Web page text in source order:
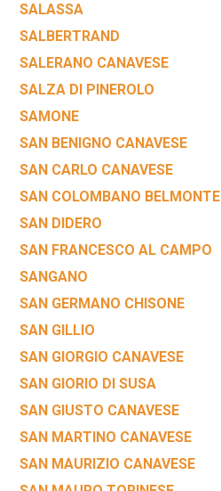
SALASSA
SALBERTRAND
SALERANO CANAVESE
SALZA DI PINEROLO
SAMONE
SAN BENIGNO CANAVESE
SAN CARLO CANAVESE
SAN COLOMBANO BELMONTE
SAN DIDERO
SAN FRANCESCO AL CAMPO
SANGANO
SAN GERMANO CHISONE
SAN GILLIO
SAN GIORGIO CANAVESE
SAN GIORIO DI SUSA
SAN GIUSTO CANAVESE
SAN MARTINO CANAVESE
SAN MAURIZIO CANAVESE